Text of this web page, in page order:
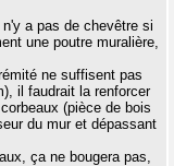
a pas de chevêtre si
une poutre muralière,
ne suffisent pas
il faudrait la renforcer
(pièce de bois
du mur et dépassant
ça ne bougera pas,